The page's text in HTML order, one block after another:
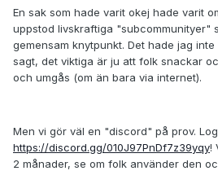
En sak som hade varit okej hade varit
uppstod livskraftiga "subcommunityer"
gemensam knytpunkt. Det hade jag
sagt, det viktiga är ju att folk snackar
och umgås (om än bara via internet).
Men vi gör väl en "discord" på prov.
https://discord.gg/010J97PnDf7z39yqy!
2 månader, se om folk använder den